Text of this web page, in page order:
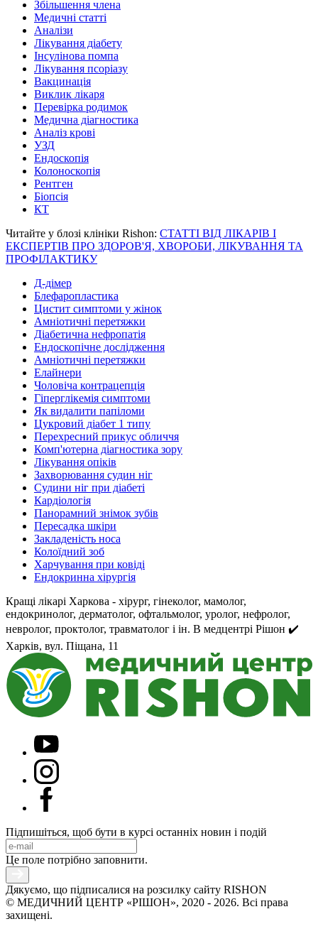
Збільшення члена
Медичні статті
Аналізи
Лікування діабету
Інсулінова помпа
Лікування псоріазу
Вакцинація
Виклик лікаря
Перевірка родимок
Медична діагностика
Аналіз крові
УЗД
Ендоскопія
Колоноскопія
Рентген
Біопсія
КТ
Читайте у блозі клініки Rishon: СТАТТІ ВІД ЛІКАРІВ І
ЕКСПЕРТІВ ПРО ЗДОРОВ'Я, ХВОРОБИ, ЛІКУВАННЯ ТА
ПРОФІЛАКТИКУ
Д-дімер
Блефаропластика
Цистит симптоми у жінок
Амніотичні перетяжки
Діабетична нефропатія
Ендоскопічне дослідження
Амніотичні перетяжки
Елайнери
Чоловіча контрацепція
Гіперглікемія симптоми
Як видалити папіломи
Цукровий діабет 1 типу
Перехресний прикус обличчя
Комп'ютерна діагностика зору
Лікування опіків
Захворювання судин ніг
Судини ніг при діабеті
Кардіологія
Панорамний знімок зубів
Пересадка шкіри
Закладеність носа
Колоїдний зоб
Харчування при ковіді
Ендокринна хірургія
Кращі лікарі Харкова - хірург, гінеколог, мамолог,
ендокринолог, дерматолог, офтальмолог, уролог, нефролог,
невролог, проктолог, травматолог і ін. В медцентрі Рішон ✔️
Харків, вул. Піщана, 11
Підпишіться, щоб бути в курсі останніх новин і подій
Це поле потрібно заповнити.
Дякуємо, що підписалися на розсилку сайту RISHON
© МЕДИЧНИЙ ЦЕНТР «РІШОН», 2020 - 2026. Всі права
захищені.